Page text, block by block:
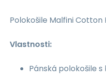
Polokošile Malfini Cotton
Vlastnosti:
Pánská polokošile